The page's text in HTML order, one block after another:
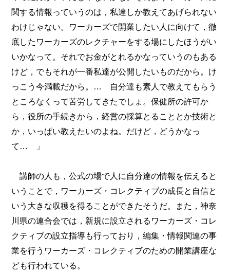
関する情報っていうのは，私達しか教えてあげられない
わけじゃない。ワーカーズで開業したい人に向けて，徹
底したワーカーズのレクチャーをする場にしたほうがい
いかなって。それでお金がとれるかなっていうのもある
けど，でもそれが一番私達が公開したいものだから。け
っこう今満載だから。… 自分達も素人で教えてもらう
ところなくって苦労してきたでしょ。保健所の許可か
ら，役所の手続きから，経営の採算とることとか技術と
か，いっぱい教えたいのよね。だけど，どうかなっ
て… 」
講師の人も，公式の場で人に自分達の情報を伝えると
いうことで，ワーカーズ・コレクティブの成長と自信と
いう大きな収穫を得ることができたそうだ。また，神奈
川県の連合会では，新規に設立されるワーカーズ・コレ
クティブの設立指導も行っており，編集・情報関連の事
業を行うワーカーズ・コレクティブのための開業講座な
ども行われている。